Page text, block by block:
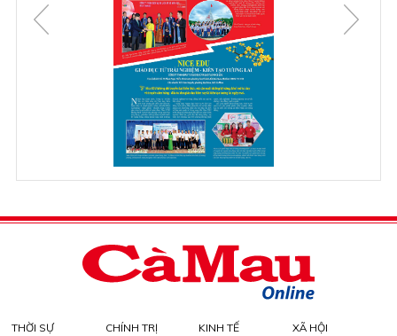
THỜI SỰ CHÍNH TRỊ KINH TẾ XÃ HỘI